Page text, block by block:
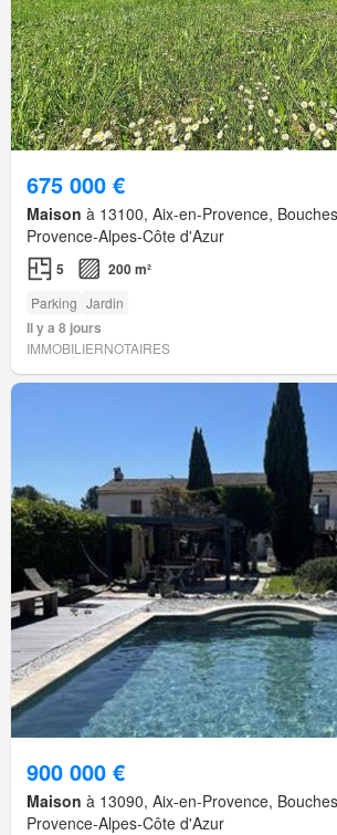
675 000 €
Maison à 13100, Aix-en-Provence,
Provence-Alpes-Côte d'Azur
5 200 m²
Parking Jardin
Il y a 8 jours
IMMOBILIERNOTAIRES
900 000 €
Maison à 13090, Aix-en-Provence,
Provence-Alpes-Côte d'Azur